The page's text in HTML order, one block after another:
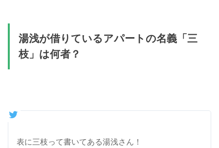
湯浅が借りているアパートの名義「三
枝」は何者？
表に三枝って書いてある湯浅さん！